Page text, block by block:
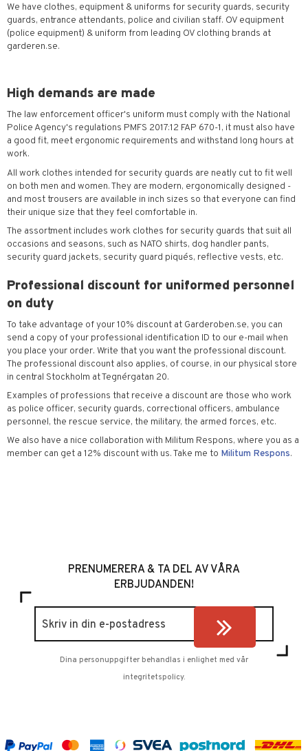
We have clothes, equipment & uniforms for security guards, security
guards, entrance attendants, police and civilian staff. OV equipment
(police equipment) & uniform from leading OV clothing brands at
garderen.se.
High demands are made
The law enforcement officer's uniform must comply with the National
Police Agency's regulations PMFS 2017:12 FAP 670-1, it must also have
a good fit, meet ergonomic requirements and withstand long hours at
work.
All work clothes intended for security guards are neatly cut to fit well
on both men and women. They are modern, ergonomically designed -
and most trousers are available in inch sizes so that everyone can find
their unique size that they feel comfortable in.
The assortment includes work clothes for security guards that suit all
occasions and seasons, such as NATO shirts, dog handler pants,
security guard jackets, security guard piqués, reflective vests, etc.
Professional discount for uniformed personnel
on duty
To take advantage of your 10% discount at Garderoben.se, you can
send a copy of your professional identification ID to our e-mail when
you place your order. Write that you want the professional discount.
The professional discount also applies, of course, in our physical store
in central Stockholm at Tegnérgatan 20.
Examples of professions that receive a discount are those who work
as police officer, security guards, correctional officers, ambulance
personnel, the rescue service, the military, the armed forces, etc.
We also have a nice collaboration with Militum Respons, where you as a
member can get a 12% discount with us. Take me to Militum Respons.
PRENUMERERA & TA DEL AV VÅRA
ERBJUDANDEN!
Dina personuppgifter behandlas i enlighet med vår
integritetspolicy.